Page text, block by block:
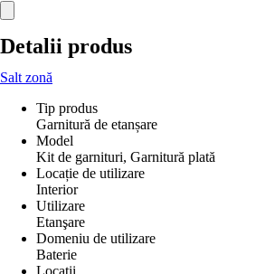
Detalii produs
Salt zonă
Tip produs
Garnitură de etanșare
Model
Kit de garnituri, Garnitură plată
Locație de utilizare
Interior
Utilizare
Etanşare
Domeniu de utilizare
Baterie
Locații